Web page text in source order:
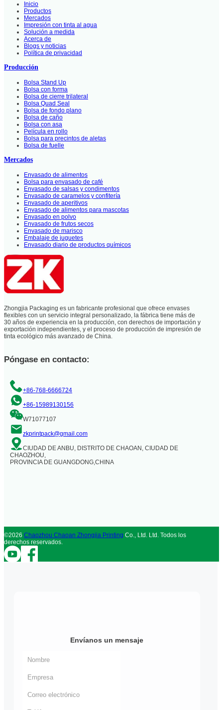
Inicio
Productos
Mercados
Impresión con tinta al agua
Solución a medida
Acerca de
Blogs y noticias
Política de privacidad
Producción
Bolsa Stand Up
Bolsa con forma
Bolsa de cierre trilateral
Bolsa Quad Seal
Bolsa de fondo plano
Bolsa de caño
Bolsa con asa
Película en rollo
Bolsa para precintos de aletas
Bolsa de fuelle
Mercados
Envasado de alimentos
Bolsa para envasado de café
Envasado de salsas y condimentos
Envasado de caramelos y confitería
Envasado de aperitivos
Envasado de alimentos para mascotas
Envasado en polvo
Envasado de frutos secos
Envasado de marisco
Embalaje de juguetes
Envasado diario de productos químicos
Zhongjia Packaging es un fabricante profesional que ofrece envases
flexibles con un servicio integral personalizado, la fábrica tiene más de
30 años de experiencia en la producción, con derechos de importación y
exportación independientes, y el proceso de producción de impresión de
tinta ecológico más avanzado de China.
Póngase en contacto:
+86-768-6666724
+86-15989130156
W71077107
zkprintpack@gmail.com
CIUDAD DE ANBU, DISTRITO DE CHAOAN, CIUDAD DE
CHAOZHOU,
PROVINCIA DE GUANGDONG,CHINA
©2026 Chaozhou Chaoan Zhongjia Printing Co., Ltd. Ltd. Todos los
derechos reservados.
Envíanos un mensaje